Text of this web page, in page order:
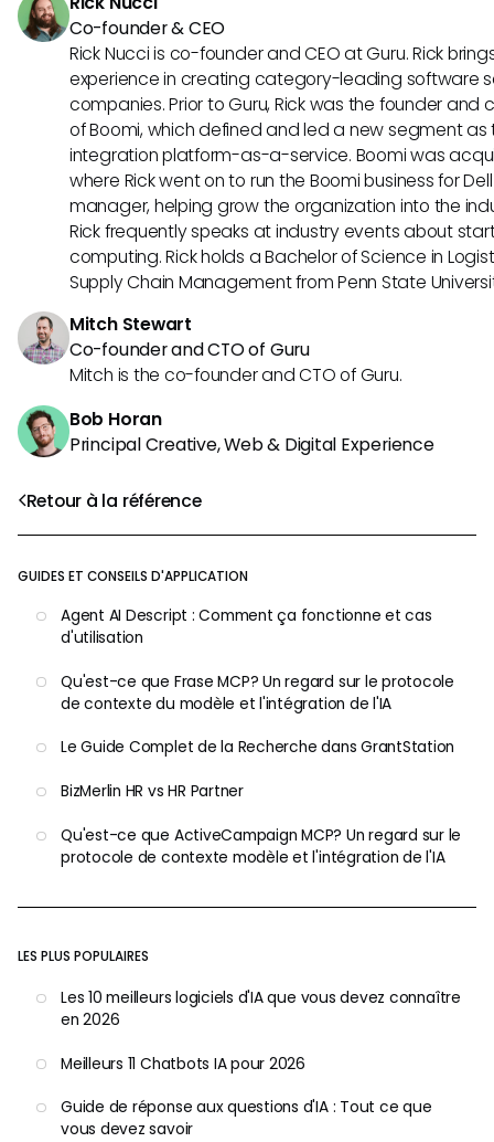
Retour à la référence
GUIDES ET CONSEILS D'APPLICATION
Agent AI Descript : Comment ça fonctionne et cas
d'utilisation
Qu'est-ce que Frase MCP? Un regard sur le protocole
de contexte du modèle et l'intégration de l'IA
Le Guide Complet de la Recherche dans GrantStation
BizMerlin HR vs HR Partner
Qu'est-ce que ActiveCampaign MCP? Un regard sur le
protocole de contexte modèle et l'intégration de l'IA
LES PLUS POPULAIRES
Les 10 meilleurs logiciels d'IA que vous devez connaître
en 2026
Meilleurs 11 Chatbots IA pour 2026
Guide de réponse aux questions d'IA : Tout ce que
vous devez savoir
Co-founder & CEO
Rick Nucci is co-founder and CEO at Guru. Rick
experience in creating category-leading software
companies. Prior to Guru, Rick was the founder
of Boomi, which defined and led a new segment
integration platform-as-a-service. Boomi was
where Rick went on to run the Boomi business for
manager, helping grow the organization into the
Rick frequently speaks at industry events about
computing. Rick holds a Bachelor of Science in
Supply Chain Management from Penn State
Mitch Stewart
Co-founder and CTO of Guru
Mitch is the co-founder and CTO of Guru.
Bob Horan
Principal Creative, Web & Digital Experience